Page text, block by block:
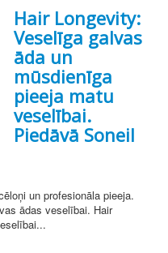
Hair Longevity:
Veselīga galvas
āda un
mūsdienīga
pieeja matu
veselībai.
Piedāvā Soneil
un profesionāla pieeja.
ādas veselībai. Hair